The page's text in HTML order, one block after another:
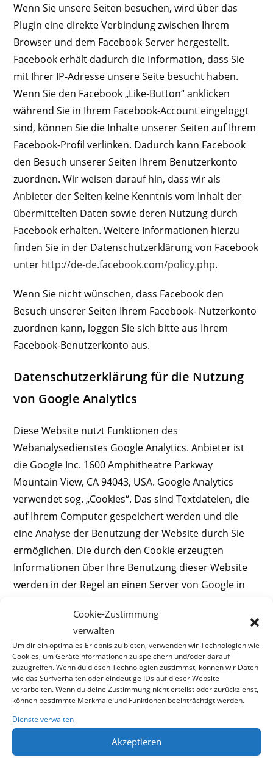
Cookie-Zustimmung
verwalten
Um dir ein optimales Erlebnis zu bieten, verwenden wir Technologien wie
Cookies, um Geräteinformationen zu speichern und/oder darauf
zuzugreifen. Wenn du diesen Technologien zustimmst, können wir Daten
wie das Surfverhalten oder eindeutige IDs auf dieser Website
verarbeiten. Wenn du deine Zustimmung nicht erteilst oder zurückziehst,
können bestimmte Merkmale und Funktionen beeinträchtigt werden.
Dienste verwalten
Akzeptieren
Wenn Sie unsere Seiten besuchen, wird über das
Plugin eine direkte Verbindung zwischen Ihrem
Browser und dem Facebook-Server hergestellt.
Facebook erhält dadurch die Information, dass Sie
mit Ihrer IP-Adresse unsere Seite besucht haben.
Wenn Sie den Facebook „Like-Button“ anklicken
während Sie in Ihrem Facebook-Account eingeloggt
sind, können Sie die Inhalte unserer Seiten auf Ihrem
Facebook-Profil verlinken. Dadurch kann Facebook
den Besuch unserer Seiten Ihrem Benutzerkonto
zuordnen. Wir weisen darauf hin, dass wir als
Anbieter der Seiten keine Kenntnis vom Inhalt der
übermittelten Daten sowie deren Nutzung durch
Facebook erhalten. Weitere Informationen hierzu
finden Sie in der Datenschutzerklärung von Facebook
unter http://de-de.facebook.com/policy.php.
Wenn Sie nicht wünschen, dass Facebook den
Besuch unserer Seiten Ihrem Facebook- Nutzerkonto
zuordnen kann, loggen Sie sich bitte aus Ihrem
Facebook-Benutzerkonto aus.
Datenschutzerklärung für die Nutzung
von Google Analytics
Diese Website nutzt Funktionen des
Webanalysedienstes Google Analytics. Anbieter ist
die Google Inc. 1600 Amphitheatre Parkway
Mountain View, CA 94043, USA. Google Analytics
verwendet sog. „Cookies“. Das sind Textdateien, die
auf Ihrem Computer gespeichert werden und die
eine Analyse der Benutzung der Website durch Sie
ermöglichen. Die durch den Cookie erzeugten
Informationen über Ihre Benutzung dieser Website
werden in der Regel an einen Server von Google in
Im Falle der Aktivierung der IP-Anonymisierung auf
dieser Webseite wird Ihre IP-Adresse von Google
jedoch innerhalb von Mitgliedstaaten der
Europäischen Union oder in anderen
Vertragsstaaten des Abkommens über den
Europäischen Wirtschaftsraum zuvor gekürzt. Nur in
Ausnahmefällen wird die volle IP-Adresse an einen
Server von Google in den USA übertragen und dort